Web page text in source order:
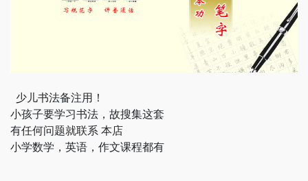
  少儿书法备注用！
小孩子要学习书法，故搜集这套
有任何问题就联系 本店
小学数学，英语，作文课程都有